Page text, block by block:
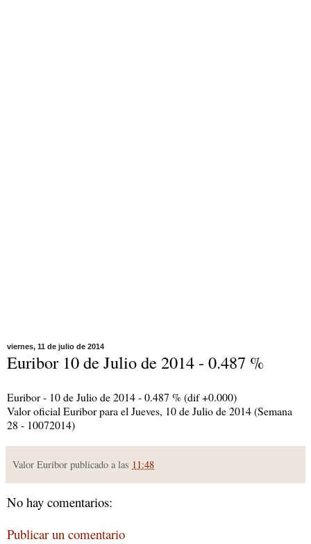
viernes, 11 de julio de 2014
Euribor 10 de Julio de 2014 - 0.487 %
Euribor - 10 de Julio de 2014 - 0.487 % (dif +0.000)
Valor oficial Euribor para el Jueves, 10 de Julio de 2014 (Semana
28 - 10072014)
Valor Euribor publicado a las 11:48
No hay comentarios:
Publicar un comentario